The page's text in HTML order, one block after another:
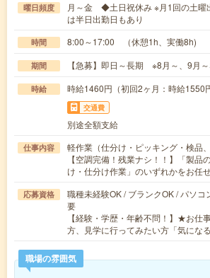
曜日頻度
月～金 ◆土日祝休み ※月1回の土曜
は半日出勤日もあり
時間 8:00～17:00 （休憩1h、実働8h)
期間 【急募】即日～長期 ※8月～、9月～
時給 時給1460円（初回2ヶ月：時給
交通費
別途全額支給
仕事内容
軽作業（仕分け・ピッキング・検品
【空調完備！残業ナシ！！】「製品
け・仕分け作業」のいずれかをお
応募資格
職種未経験OK / ブランクOK / パソコ
要
【経験・学歴・年齢不問！】★お仕
方、見学に行ってみたい方「気にな
職場の雰囲気